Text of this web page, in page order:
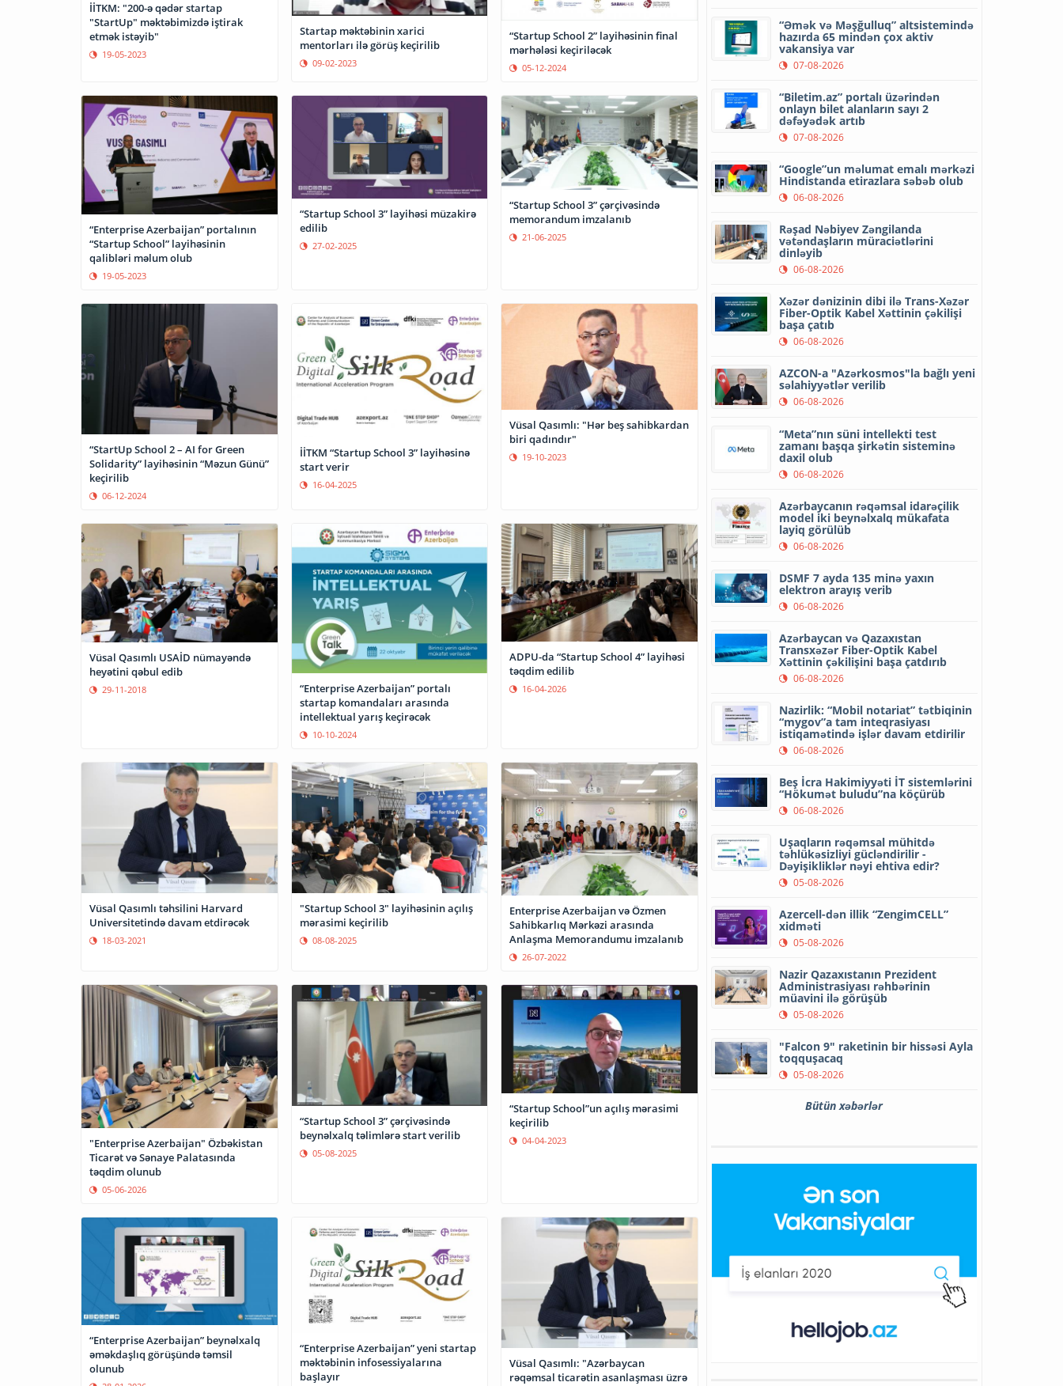
İİTKM: "200-ə qədər startap
"StartUp" məktəbimizdə iştirak
etmək istəyib"
19-05-2023
Startap məktəbinin xarici
mentorları ilə görüş keçirilib
09-02-2023
“Startup School 2” layihəsinin final
mərhələsi keçiriləcək
05-12-2024
“Enterprise Azerbaijan” portalının
“Startup School” layihəsinin
qalibləri məlum olub
19-05-2023
“Startup School 3” layihəsi müzakirə
edilib
27-02-2025
“Startup School 3” çərçivəsində
memorandum imzalanıb
21-06-2025
“StartUp School 2 – AI for Green
Solidarity” layihəsinin “Məzun Günü”
keçirilib
06-12-2024
İİTKM “Startup School 3” layihəsinə
start verir
16-04-2025
Vüsal Qasımlı: "Hər beş sahibkardan
biri qadındır"
19-10-2023
Vüsal Qasımlı USAİD nümayəndə
heyətini qəbul edib
29-11-2018
“Enterprise Azerbaijan” portalı
startap komandaları arasında
intellektual yarış keçirəcək
10-10-2024
ADPU-da “Startup School 4” layihəsi
təqdim edilib
16-04-2026
Vüsal Qasımlı təhsilini Harvard
Universitetində davam etdirəcək
18-03-2021
"Startup School 3" layihəsinin açılış
mərasimi keçirilib
08-08-2025
Enterprise Azerbaijan və Özmen
Sahibkarlıq Mərkəzi arasında
Anlaşma Memorandumu imzalanıb
26-07-2022
"Enterprise Azerbaijan" Özbəkistan
Ticarət və Sənaye Palatasında
təqdim olunub
05-06-2026
“Startup School 3” çərçivəsində
beynəlxalq təlimlərə start verilib
05-08-2025
“Startup School”un açılış mərasimi
keçirilib
04-04-2023
“Enterprise Azerbaijan” beynəlxalq
əməkdaşlıq görüşündə təmsil
olunub
“Enterprise Azerbaijan” yeni startap
məktəbinin infosessiyalarına
başlayır
Vüsal Qasımlı: "Azərbaycan
rəqəmsal ticarətin asanlaşması üzrə
“Əmək və Məşğulluq” altsistemində
hazırda 65 mindən çox aktiv
vakansiya var
07-08-2026
“Biletim.az” portalı üzərindən
onlayn bilet alanların sayı 2
dəfəyədək artıb
07-08-2026
“Google”un məlumat emalı mərkəzi
Hindistanda etirazlara səbəb olub
06-08-2026
Rəşad Nəbiyev Zəngilanda
vətəndaşların müraciətlərini
dinləyib
06-08-2026
Xəzər dənizinin dibi ilə Trans-Xəzər
Fiber-Optik Kabel Xəttinin çəkilişi
başa çatıb
06-08-2026
AZCON-a "Azərkosmos"la bağlı yeni
səlahiyyətlər verilib
06-08-2026
“Meta”nın süni intellekti test
zamanı başqa şirkətin sisteminə
daxil olub
06-08-2026
Azərbaycanın rəqəmsal idarəçilik
model iki beynəlxalq mükafata
layiq görülüb
06-08-2026
DSMF 7 ayda 135 minə yaxın
elektron arayış verib
06-08-2026
Azərbaycan və Qazaxıstan
Transxəzər Fiber-Optik Kabel
Xəttinin çəkilişini başa çatdırıb
06-08-2026
Nazirlik: “Mobil notariat” tətbiqinin
“mygov”a tam inteqrasiyası
istiqamətində işlər davam etdirilir
06-08-2026
Beş İcra Hakimiyyəti İT sistemlərini
“Hökumət buludu”na köçürüb
06-08-2026
Uşaqların rəqəmsal mühitdə
təhlükəsizliyi gücləndirilir -
Dəyişikliklər nəyi ehtiva edir?
05-08-2026
Azercell-dən illik “ZengimCELL”
xidməti
05-08-2026
Nazir Qazaxıstanın Prezident
Administrasiyası rəhbərinin
müavini ilə görüşüb
05-08-2026
"Falcon 9" raketinin bir hissəsi Ayla
toqquşacaq
05-08-2026
Bütün xəbərlər